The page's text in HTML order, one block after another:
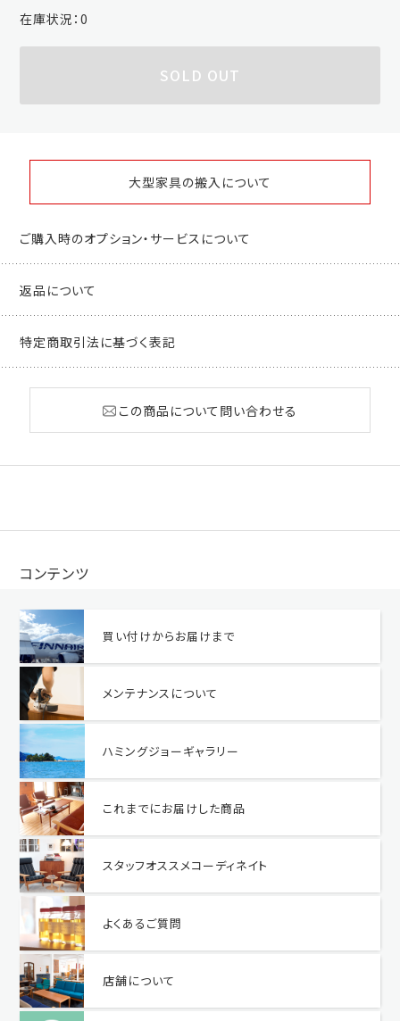
在庫状況：0
SOLD OUT
大型家具の搬入について
ご購入時のオプション・サービスについて
返品について
特定商取引法に基づく表記
この商品について問い合わせる
コンテンツ
買い付けからお届けまで
メンテナンスについて
ハミングジョーギャラリー
これまでにお届けした商品
スタッフオススメコーディネイト
よくあるご質問
店舗について